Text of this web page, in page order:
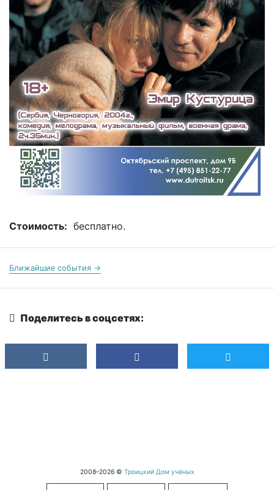
Стоимость: бесплатно.
Ближайшие события →
Поделитесь в соцсетях:
2008–2026 © Троицкий Дом учёных